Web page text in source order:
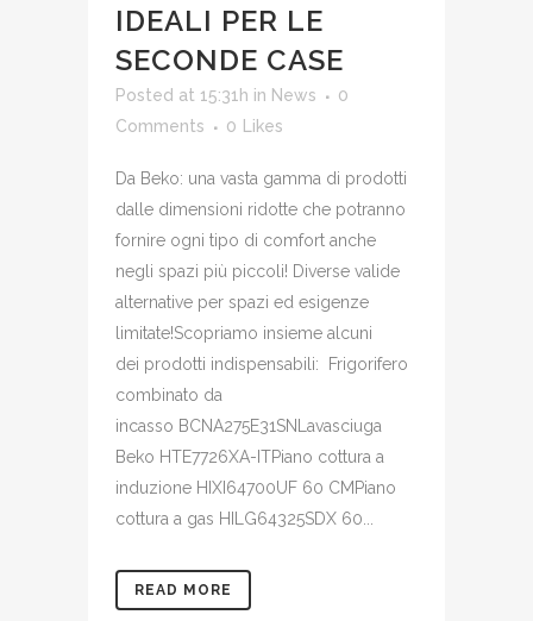
IDEALI PER LE
SECONDE CASE
Posted at 15:31h in News
0
Comments
0 Likes
Da Beko: una vasta gamma di prodotti
dalle dimensioni ridotte che potranno
fornire ogni tipo di comfort anche
negli spazi più piccoli! Diverse valide
alternative per spazi ed esigenze
limitate!Scopriamo insieme alcuni
dei prodotti indispensabili: Frigorifero
combinato da
incasso BCNA275E31SNLavasciuga
Beko HTE7726XA-ITPiano cottura a
induzione HIXI64700UF 60 CMPiano
cottura a gas HILG64325SDX 60...
READ MORE